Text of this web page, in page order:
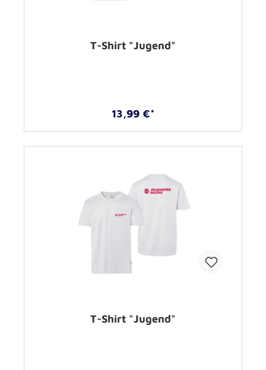
T-Shirt "Jugend"
13,99 €*
T-Shirt "Jugend"